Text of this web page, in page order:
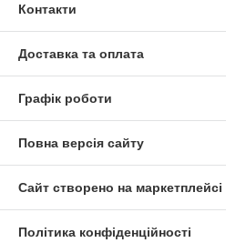
Контакти
Доставка та оплата
Графік роботи
Повна версія сайту
Сайт створено на маркетплейсі
Політика конфіденційності